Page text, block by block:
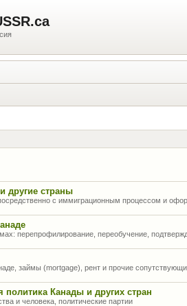
другие страны
с иммиграционным процессом и
перепрофилирование, переобучение,
займы (mortgage), рент и прочие
Канады и других стран
и человека, политические партии